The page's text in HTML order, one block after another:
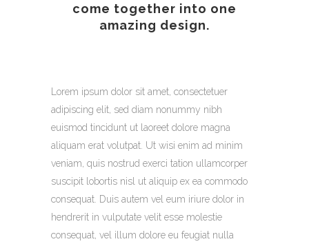
come together into one
amazing design.
Lorem ipsum dolor sit amet, consectetuer
adipiscing elit, sed diam nonummy nibh
euismod tincidunt ut laoreet dolore magna
aliquam erat volutpat. Ut wisi enim ad minim
veniam, quis nostrud exerci tation ullamcorper
suscipit lobortis nisl ut aliquip ex ea commodo
consequat. Duis autem vel eum iriure dolor in
hendrerit in vulputate velit esse molestie
consequat, vel illum dolore eu feugiat nulla